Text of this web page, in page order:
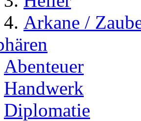
Arkane /
Abenteuer
Handwerk
Diplomatie